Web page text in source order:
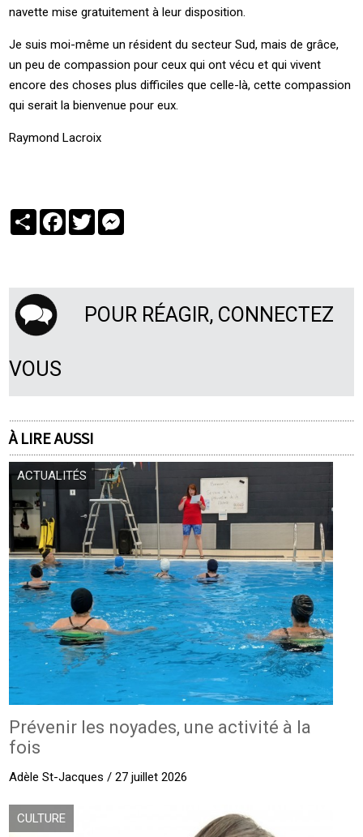
navette mise gratuitement à leur disposition.
Je suis moi-même un résident du secteur Sud, mais de grâce,
un peu de compassion pour ceux qui ont vécu et qui vivent
encore des choses plus difficiles que celle-là, cette compassion
qui serait la bienvenue pour eux.
Raymond Lacroix
PartagerFacebook
Twitter
POUR RÉAGIR, CONNECTEZ
VOUS
À LIRE AUSSI
ACTUALITÉS
Prévenir les noyades, une activité à la
fois
Adèle St-Jacques / 27 juillet 2026
CULTURE